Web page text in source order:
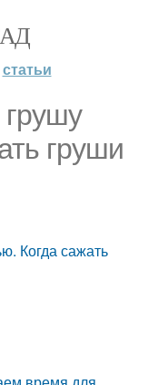
статьи
грушу
груши
Когда сажать